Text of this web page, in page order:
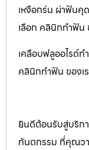
เหงือกร่น ผ่าฟัน
เลือก คลินิกทำฟัน
เคลือบฟลูออไรด์
คลินิกทำฟัน ของเ
ยินดีต้อนรับสู่บริก
ทันตกรรม ที่คุณว